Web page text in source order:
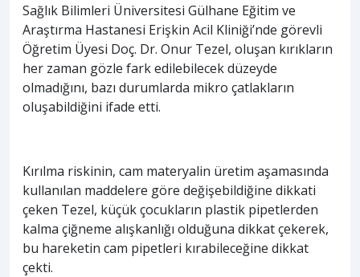
Sağlık Bilimleri Üniversitesi Gülhane Eğitim ve
Araştırma Hastanesi Erişkin Acil Kliniği’nde görevli
Öğretim Üyesi Doç. Dr. Onur Tezel, oluşan kırıkların
her zaman gözle fark edilebilecek düzeyde
olmadığını, bazı durumlarda mikro çatlakların
oluşabildiğini ifade etti.
Kırılma riskinin, cam materyalin üretim aşamasında
kullanılan maddelere göre değişebildiğine dikkati
çeken Tezel, küçük çocukların plastik pipetlerden
kalma çiğneme alışkanlığı olduğuna dikkat çekerek,
bu hareketin cam pipetleri kırabileceğine dikkat
çekti.